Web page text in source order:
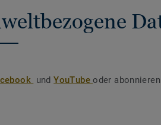
undYouTubeoder